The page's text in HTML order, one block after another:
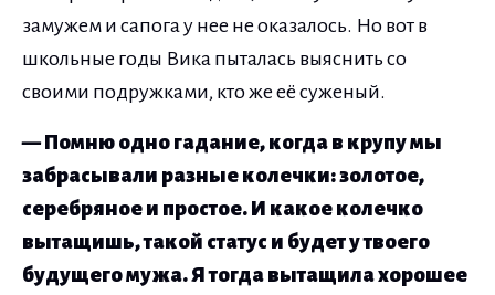
замужем и сапога у нее не оказалось. Но вот в
школьные годы Вика пыталась выяснить со
своими подружками, кто же её суженый.
— Помню одно гадание, когда в крупу мы
забрасывали разные колечки: золотое,
серебряное и простое. И какое колечко
вытащишь, такой статус и будет у твоего
будущего мужа. Я тогда вытащила хорошее